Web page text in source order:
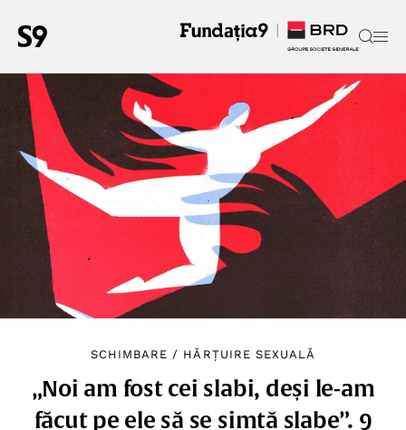
SCHIMBARE / HĂRȚUIRE SEXUALĂ
„Noi am fost cei slabi, deși le-am
făcut pe ele să se simtă slabe”. 9